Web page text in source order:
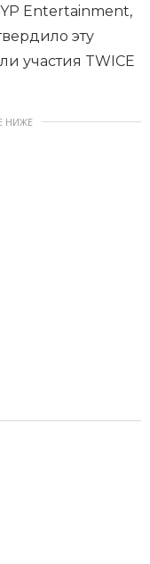
Entertainment,
эту
участия TWICE
НИЖЕ